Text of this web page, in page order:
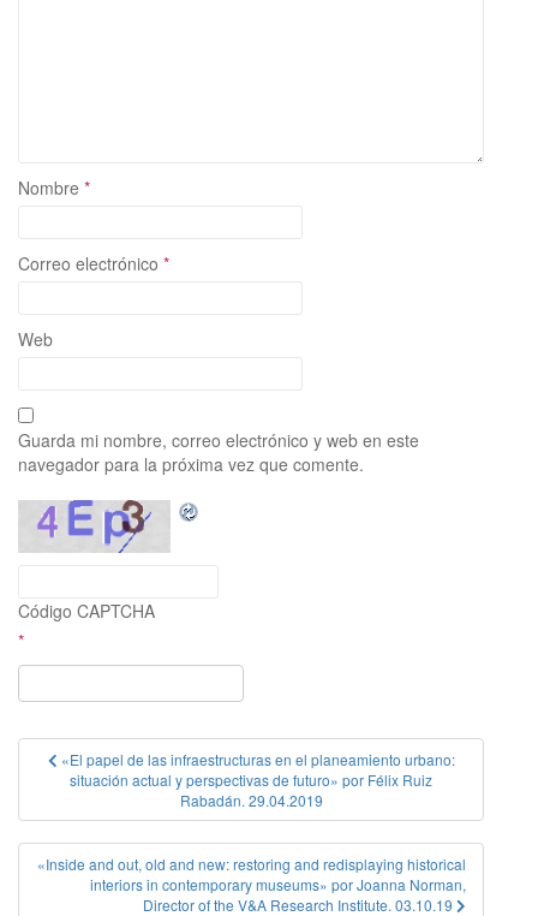
Nombre *
Correo electrónico *
Web
Guarda mi nombre, correo electrónico y web en este
navegador para la próxima vez que comente.
Código CAPTCHA
*
Navegación
entradas
«El papel de las infraestructuras en el planeamiento urbano:
situación actual y perspectivas de futuro» por Félix Ruiz
Rabadán. 29.04.2019
«Inside and out, old and new: restoring and redisplaying historical
interiors in contemporary museums» por Joanna Norman,
Director of the V&A Research Institute. 03.10.19